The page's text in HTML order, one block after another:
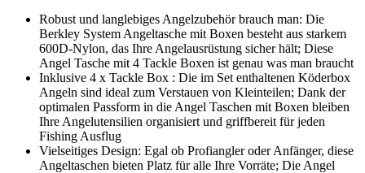
Robust und langlebiges Angelzubehör brauch man: Die
Berkley System Angeltasche mit Boxen besteht aus starkem
600D-Nylon, das Ihre Angelausrüstung sicher hält; Diese
Angel Tasche mit 4 Tackle Boxen ist genau was man braucht
Inklusive 4 x Tackle Box : Die im Set enthaltenen Köderbox
Angeln sind ideal zum Verstauen von Kleinteilen; Dank der
optimalen Passform in die Angel Taschen mit Boxen bleiben
Ihre Angelutensilien organisiert und griffbereit für jeden
Fishing Ausflug
Vielseitiges Design: Egal ob Profiangler oder Anfänger, diese
Angeltaschen bieten Platz für alle Ihre Vorräte; Die Angel